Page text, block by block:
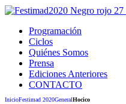
Programación
Ciclos
Quiénes Somos
Prensa
Ediciones Anteriores
CONTACTO
InicioFestimad 2020GeneralHocico